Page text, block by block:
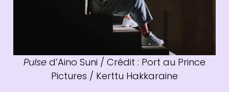
Pulse d’Aino Suni / Crédit : Port au Prince
Pictures / Kerttu Hakkaraine